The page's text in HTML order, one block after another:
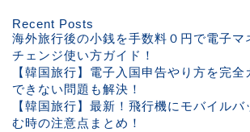
Recent Posts
海外旅行後の小銭を手数料０円で電子マ
チェンジ使い方ガイド！
【韓国旅行】電子入国申告やり方を完
できない問題も解決！
【韓国旅行】最新！飛行機にモバイル
む時の注意点まとめ！